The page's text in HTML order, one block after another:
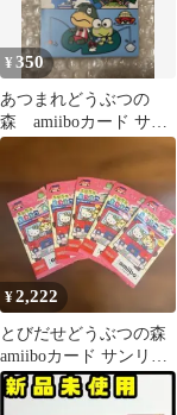
¥350
あつまれどうぶつの
森 amiiboカード サン
リオコラボ リラ キ
¥2,222
とびだせどうぶつの森
amiiboカード サンリオ
キャラクターズコラボ
5パック